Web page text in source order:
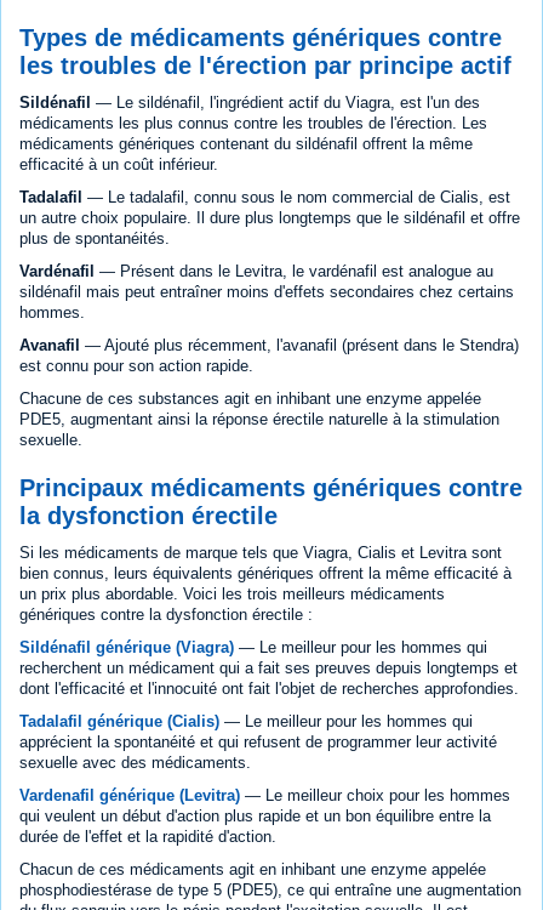
Types de médicaments génériques contre
les troubles de l'érection par principe actif
Sildénafil — Le sildénafil, l'ingrédient actif du Viagra, est l'un des
médicaments les plus connus contre les troubles de l'érection. Les
médicaments génériques contenant du sildénafil offrent la même
efficacité à un coût inférieur.
Tadalafil — Le tadalafil, connu sous le nom commercial de Cialis, est
un autre choix populaire. Il dure plus longtemps que le sildénafil et offre
plus de spontanéités.
Vardénafil — Présent dans le Levitra, le vardénafil est analogue au
sildénafil mais peut entraîner moins d'effets secondaires chez certains
hommes.
Avanafil — Ajouté plus récemment, l'avanafil (présent dans le Stendra)
est connu pour son action rapide.
Chacune de ces substances agit en inhibant une enzyme appelée
PDE5, augmentant ainsi la réponse érectile naturelle à la stimulation
sexuelle.
Principaux médicaments génériques contre
la dysfonction érectile
Si les médicaments de marque tels que Viagra, Cialis et Levitra sont
bien connus, leurs équivalents génériques offrent la même efficacité à
un prix plus abordable. Voici les trois meilleurs médicaments
génériques contre la dysfonction érectile :
Sildénafil générique (Viagra) — Le meilleur pour les hommes qui
recherchent un médicament qui a fait ses preuves depuis longtemps et
dont l'efficacité et l'innocuité ont fait l'objet de recherches approfondies.
Tadalafil générique (Cialis) — Le meilleur pour les hommes qui
apprécient la spontanéité et qui refusent de programmer leur activité
sexuelle avec des médicaments.
Vardenafil générique (Levitra) — Le meilleur choix pour les hommes
qui veulent un début d'action plus rapide et un bon équilibre entre la
durée de l'effet et la rapidité d'action.
Chacun de ces médicaments agit en inhibant une enzyme appelée
phosphodiestérase de type 5 (PDE5), ce qui entraîne une augmentation